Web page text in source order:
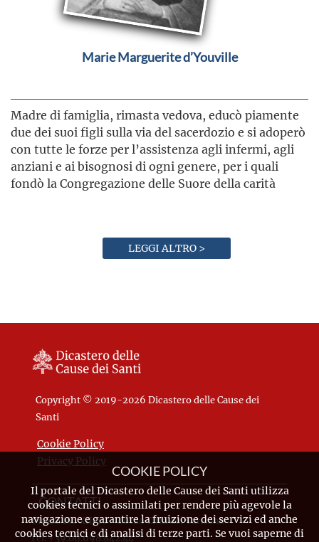
Marie Marguerite d’Youville
Madre di famiglia, rimasta vedova, educò piamente
due dei suoi figli sulla via del sacerdozio e si adoperò
con tutte le forze per l’assistenza agli infermi, agli
anziani e ai bisognosi di ogni genere, per i quali
fondò la Congregazione delle Suore della carità
LEGGI ALTRO >
Copyright © 2019-2026 Dicastero delle Cause dei
Santi
Cookie Policy
Privacy Policy
CONTATTI
Piazza Pio XII, 10 - 00120 Città del Vaticano
Tel. +39.06.698.842.44
COOKIE POLICY
Il portale del Dicastero delle Cause dei Santi utilizza
cookies tecnici o assimilati per rendere più agevole la
navigazione e garantire la fruizione dei servizi ed anche
cookies tecnici e di analisi di terze parti. Se vuoi saperne di